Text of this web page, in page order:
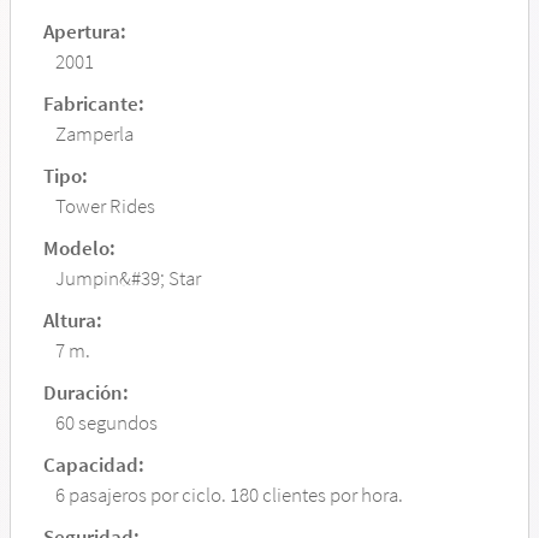
Apertura:
2001
Fabricante:
Zamperla
Tipo:
Tower Rides
Modelo:
Jumpin&#39; Star
Altura:
7 m.
Duración:
60 segundos
Capacidad:
6 pasajeros por ciclo. 180 clientes por hora.